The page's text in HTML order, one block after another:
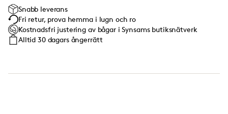
Snabb leverans
Fri retur, prova hemma i lugn och ro
Kostnadsfri justering av bågar i Synsams butiksnätverk
Alltid 30 dagars ångerrätt